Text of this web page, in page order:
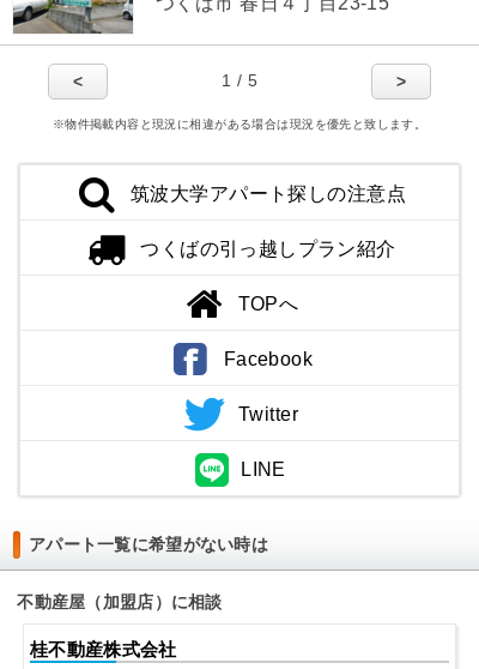
1 / 5
< >
※物件掲載内容と現況に相違がある場合は現況を優先と致します。
筑波大学アパート探しの注意点
つくばの引っ越しプラン紹介
TOPへ
Facebook
Twitter
LINE
アパート一覧に希望がない時は
不動産屋（加盟店）に相談
桂不動産株式会社